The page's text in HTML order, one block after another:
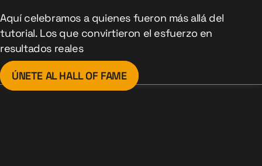
Aquí celebramos a quienes fueron más allá del
tutorial. Los que convirtieron el esfuerzo en
resultados reales
ÚNETE AL HALL OF FAME